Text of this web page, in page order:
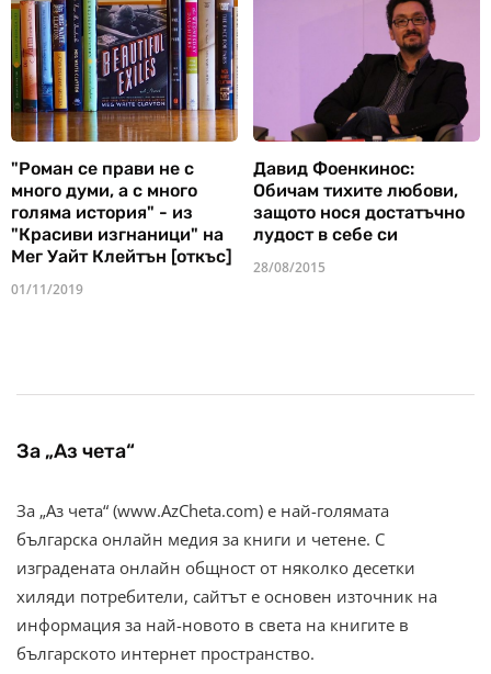
"Роман се прави не с
много думи, а с много
голяма история" - из
"Красиви изгнаници" на
Мег Уайт Клейтън [откъс]
01/11/2019
Давид Фоенкинос:
Обичам тихите любови,
защото нося достатъчно
лудост в себе си
28/08/2015
За „Аз чета“
За „Аз чета“ (www.AzCheta.com) е най-голямата
българска онлайн медия за книги и четене. С
изградената онлайн общност от няколко десетки
хиляди потребители, сайтът е основен източник на
информация за най-новото в света на книгите в
българското интернет пространство.